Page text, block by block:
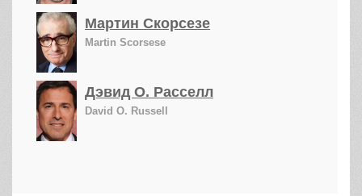
Мартин Скорсезе
Martin Scorsese
Дэвид О. Расселл
David O. Russell